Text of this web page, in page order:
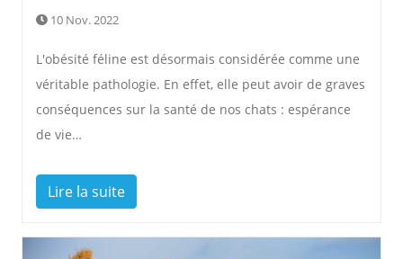
10 Nov. 2022
L'obésité féline est désormais considérée comme une
véritable pathologie. En effet, elle peut avoir de graves
conséquences sur la santé de nos chats : espérance
de vie…
Lire la suite